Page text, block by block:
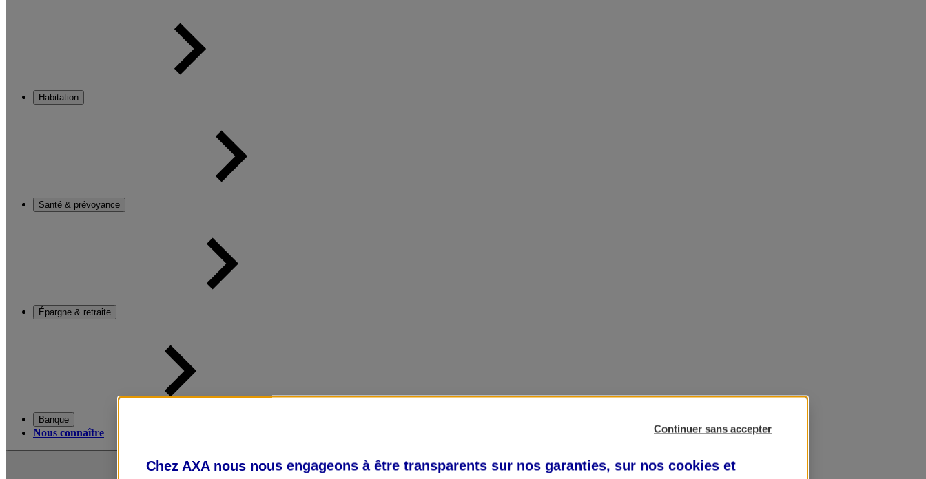
Habitation
Santé & prévoyance
Épargne & retraite
Banque
Nous connaître Continuer sans accepter
Chez AXA nous nous engageons à être transparents sur nos garanties, sur nos cookies et